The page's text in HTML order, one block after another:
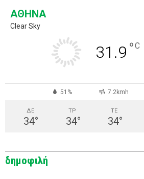
ΑΘΉΝΑ
Clear Sky
31.9 °C
51% 7.2kmh
ΔΕ
34°
ΤΡ
34°
ΤΕ
34°
δημοφιλή